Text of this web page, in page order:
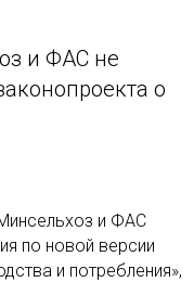
и ФАС не
о
и ФАС
по новой версии
и потребления»,